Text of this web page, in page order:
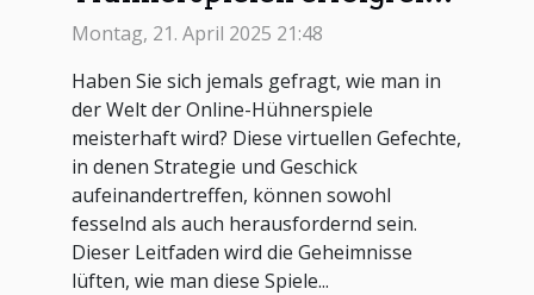
ist: Ein Leitfaden
Montag, 21. April 2025 21:48
Haben Sie sich jemals gefragt, wie man in
der Welt der Online-Hühnerspiele
meisterhaft wird? Diese virtuellen Gefechte,
in denen Strategie und Geschick
aufeinandertreffen, können sowohl
fesselnd als auch herausfordernd sein.
Dieser Leitfaden wird die Geheimnisse
lüften, wie man diese Spiele...